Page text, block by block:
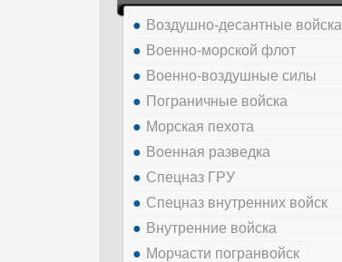
Воздушно-десантные войска
Военно-морской флот
Военно-воздушные силы
Пограничные войска
Морская пехота
Военная разведка
Спецназ ГРУ
Спецназ внутренних войск
Внутренние войска
Морчасти погранвойск